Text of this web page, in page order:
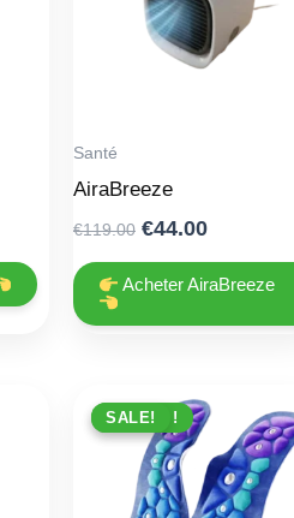
Santé
AiraBreeze
€119.00 Original
was:
€44.00Current
is:
Acheter AiraBreeze
PROMO !
SALE!